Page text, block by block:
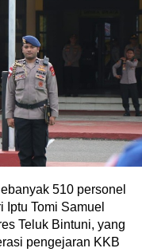
510 personel
Tomi Samuel
Teluk Bintuni, yang
pengejaran KKB